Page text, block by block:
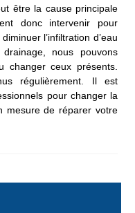
être la cause principale
donc intervenir pour
l’infiltration d’eau
nous pouvons
changer ceux présents.
régulièrement. Il est
pour changer la
mesure de réparer votre